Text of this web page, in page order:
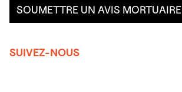
SOUMETTRE UN AVIS MORTUAIRE
SUIVEZ-NOUS